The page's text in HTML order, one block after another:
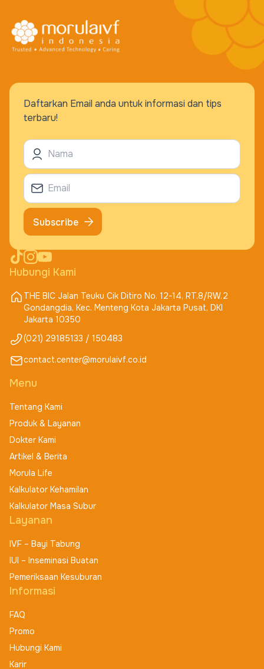
Hubungi Kami
THE BIC Jalan Teuku Cik Ditiro No. 12-14, RT.8/RW.2
Gondangdia, Kec. Menteng Kota Jakarta Pusat, DKI
Jakarta 10350
(021) 29185133 / 150483
contact.center@morulaivf.co.id
Menu
Tentang Kami
Produk & Layanan
Dokter Kami
Artikel & Berita
Morula Life
Kalkulator Kehamilan
Kalkulator Masa Subur
Layanan
IVF – Bayi Tabung
IUI – Inseminasi Buatan
Pemeriksaan Kesuburan
Informasi
FAQ
Promo
Hubungi Kami
Karir
Daftarkan Email anda untuk informasi dan tips
terbaru!
Subscribe